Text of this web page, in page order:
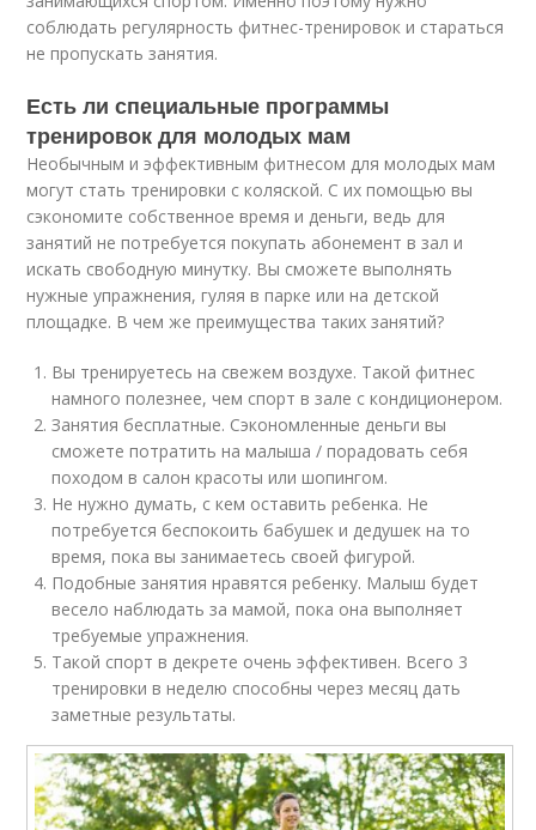
соблюдать регулярность фитнес-тренировок и стараться
не пропускать занятия.
Есть ли специальные программы
тренировок для молодых мам
Необычным и эффективным фитнесом для молодых мам
могут стать тренировки с коляской. С их помощью вы
сэкономите собственное время и деньги, ведь для
занятий не потребуется покупать абонемент в зал и
искать свободную минутку. Вы сможете выполнять
нужные упражнения, гуляя в парке или на детской
площадке. В чем же преимущества таких занятий?
Вы тренируетесь на свежем воздухе. Такой фитнес
намного полезнее, чем спорт в зале с кондиционером.
Занятия бесплатные. Сэкономленные деньги вы
сможете потратить на малыша / порадовать себя
походом в салон красоты или шопингом.
Не нужно думать, с кем оставить ребенка. Не
потребуется беспокоить бабушек и дедушек на то
время, пока вы занимаетесь своей фигурой.
Подобные занятия нравятся ребенку. Малыш будет
весело наблюдать за мамой, пока она выполняет
требуемые упражнения.
Такой спорт в декрете очень эффективен. Всего 3
тренировки в неделю способны через месяц дать
заметные результаты.